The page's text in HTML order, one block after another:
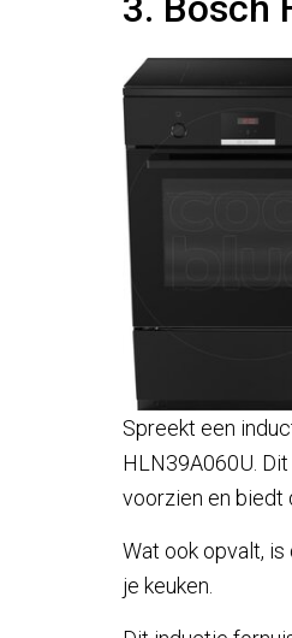
Spreekt een
HLN39A060U.
voorzien en biedt
Wat ook opvalt, is
je keuken.